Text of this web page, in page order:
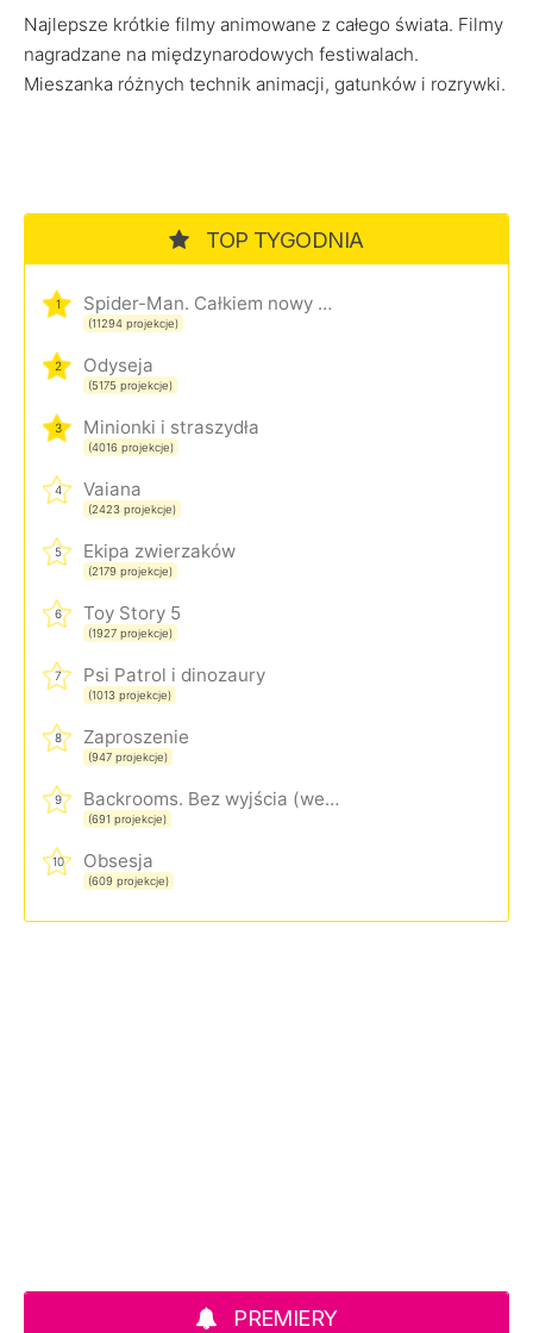
Najlepsze krótkie filmy animowane z całego świata. Filmy
nagradzane na międzynarodowych festiwalach.
Mieszanka różnych technik animacji, gatunków i rozrywki.
TOP TYGODNIA
1 Spider-Man. Całkiem nowy dzień
(11294 projekcje)
2 Odyseja
(5175 projekcje)
3 Minionki i straszydła
(4016 projekcje)
4 Vaiana
(2423 projekcje)
5 Ekipa zwierzaków
(2179 projekcje)
6 Toy Story 5
(1927 projekcje)
7 Psi Patrol i dinozaury
(1013 projekcje)
8 Zaproszenie
(947 projekcje)
9 Backrooms. Bez wyjścia (wersja rozszerzona)
(691 projekcje)
10 Obsesja
(609 projekcje)
PREMIERY